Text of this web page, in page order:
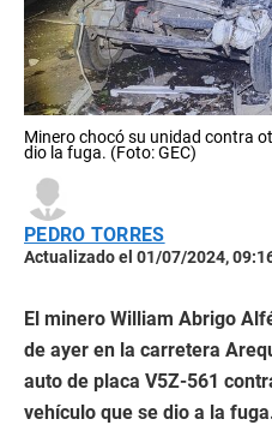
Minero chocó su unidad contra
dio la fuga. (Foto: GEC)
PEDRO TORRES
Actualizado el 01/07/2024,
El minero William Abrigo
de ayer en la carretera
auto de placa V5Z-561
vehículo que se dio a la